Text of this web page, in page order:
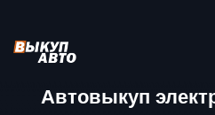
Автовыкуп